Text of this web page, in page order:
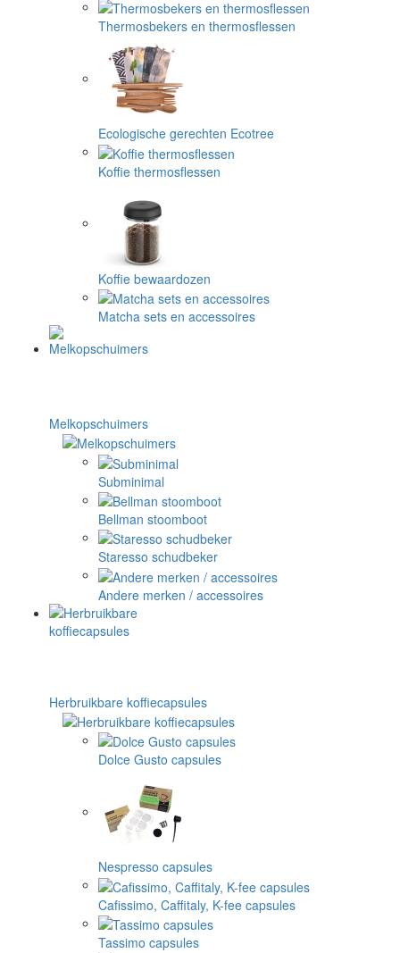
Thermosbekers en thermosflessen
Ecologische gerechten Ecotree
Koffie thermosflessen
Koffie bewaardozen
Matcha sets en accessoires
Melkopschuimers
Subminimal
Bellman stoomboot
Staresso schudbeker
Andere merken / accessoires
Herbruikbare koffiecapsules
Dolce Gusto capsules
Nespresso capsules
Cafissimo, Caffitaly, K-fee capsules
Tassimo capsules